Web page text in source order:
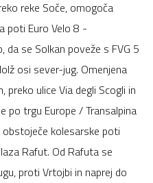
reke Soče, omogoča
poti Euro Velo 8 -
da se Solkan poveže s FVG 5
osi sever-jug. Omenjena
ulice Via degli Scogli in
po trgu Europe / Transalpina
obstoječe kolesarske poti
Rafut. Od Rafuta se
proti Vrtojbi in naprej do